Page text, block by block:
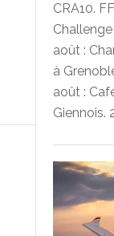
CRA10.
août :
à
août :
Giennois.